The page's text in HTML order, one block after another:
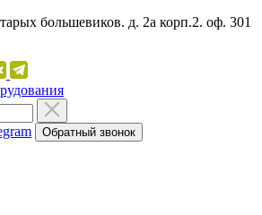
большевиков. д. 2а корп.2. оф. 301
Обратный звонок